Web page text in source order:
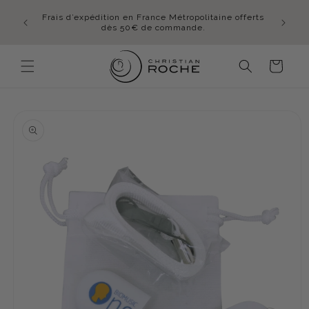
passer
au
Frais d’expédition en France Métropolitaine offerts
dès 50€ de commande.
lundi
Panier
produits